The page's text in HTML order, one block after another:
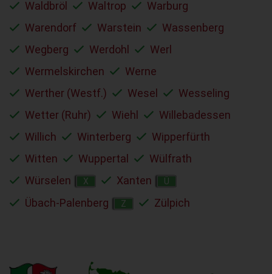
Waldbröl Waltrop
Warburg
Warendorf
Warstein
Wassenberg
Wegberg
Werdohl
Werl
Wermelskirchen
Werne
Werther (Westf.)
Wesel
Wesseling
Wetter (Ruhr)
Wiehl
Willebadessen
Willich
Winterberg
Wipperfürth
Witten
Wuppertal
Wülfrath
Würselen
X Xanten Ü
Übach-Palenberg Z Zülpich